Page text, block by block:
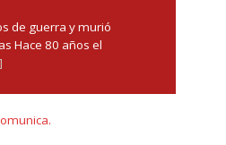
de guerra y murió
Hace 80 años el